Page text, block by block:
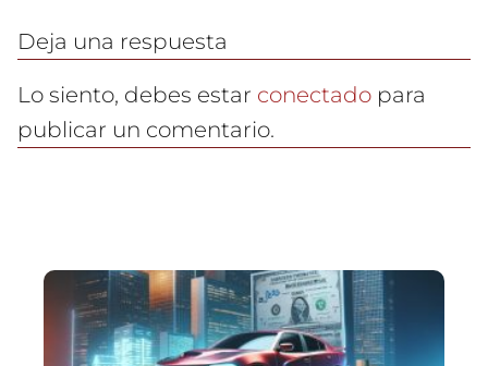
Deja una respuesta
Lo siento, debes estar conectado para
publicar un comentario.